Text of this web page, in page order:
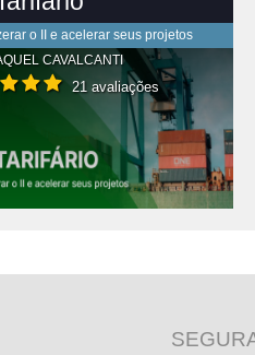
o II e acelerar seus projetos
CAVALCANTI
21 avaliações
CONTEÚDO COMPLETO